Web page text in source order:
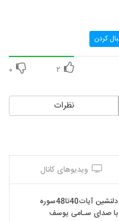
کردن
۲ ۰
نظرات
ویدیوهای کانال
تلاوت دلنشین آیات40تا48سوره
با صدای سـامی یوسف